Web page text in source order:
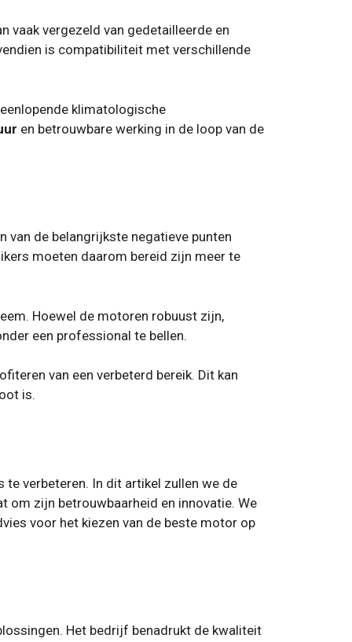
vaak vergezeld van gedetailleerde en
is compatibiliteit met verschillende
klimatologische
en betrouwbare werking in de loop van de
van de belangrijkste negatieve punten
moeten daarom bereid zijn meer te
Hoewel de motoren robuust zijn,
een professional te bellen.
van een verbeterd bereik. Dit kan
is.
verbeteren. In dit artikel zullen we de
om zijn betrouwbaarheid en innovatie. We
voor het kiezen van de beste motor op
Het bedrijf benadrukt de kwaliteit